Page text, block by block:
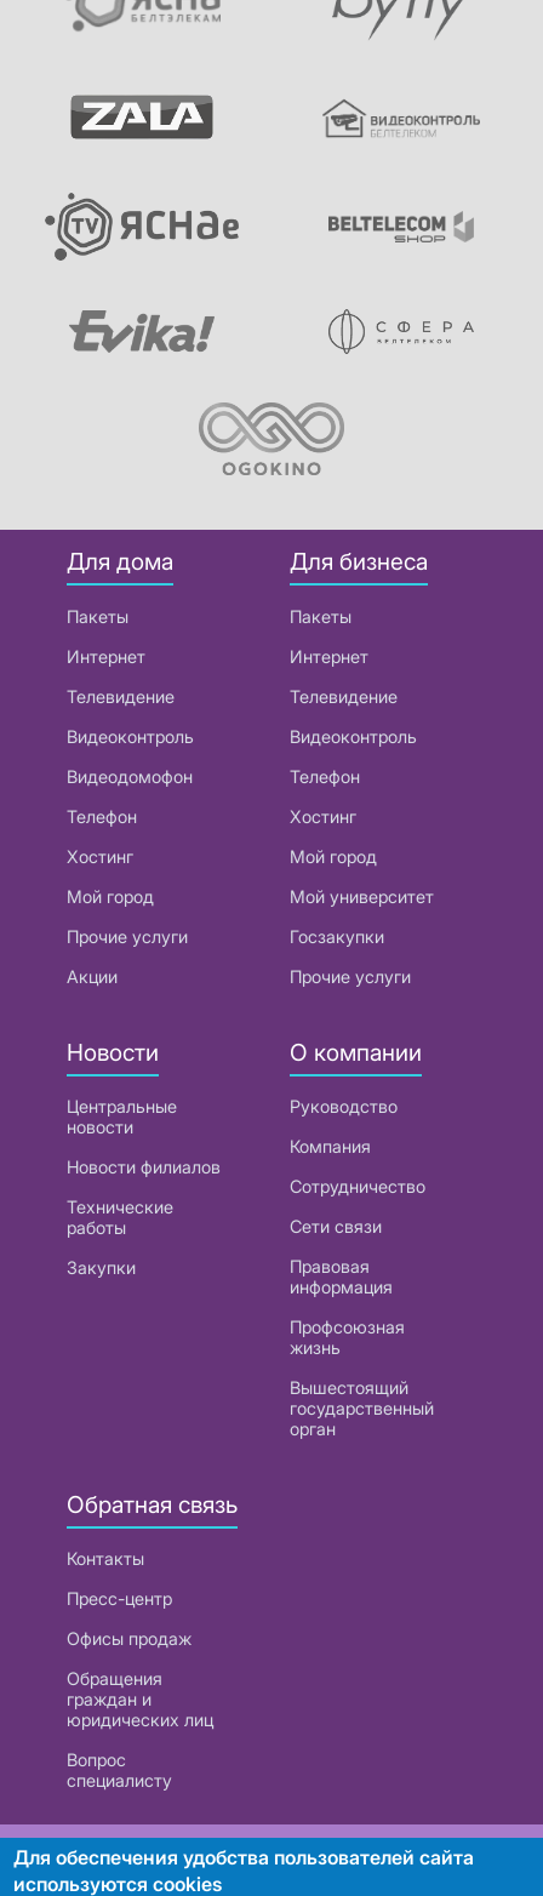
Для дома
Пакеты
Интернет
Телевидение
Видеоконтроль
Видеодомофон
Телефон
Хостинг
Мой город
Прочие услуги
Акции
Для бизнеса
Пакеты
Интернет
Телевидение
Видеоконтроль
Телефон
Хостинг
Мой город
Мой университет
Госзакупки
Прочие услуги
Новости
Центральные
новости
Новости филиалов
Технические
работы
Закупки
О компании
Руководство
Компания
Сотрудничество
Сети связи
Правовая
информация
Профсоюзная
жизнь
Вышестоящий
государственный
орган
Обратная связь
Контакты
Пресс-центр
Офисы продаж
Обращения
граждан и
юридических лиц
Вопрос
специалисту
РУП «Белтелеком». УНП 101007741
Для обеспечения удобства пользователей сайта
используются cookies